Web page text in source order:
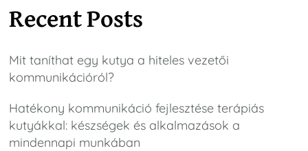
Recent Posts
Mit taníthat egy kutya a hiteles vezetői
kommunikációról?
Hatékony kommunikáció fejlesztése terápiás
kutyákkal: készségek és alkalmazások a
mindennapi munkában